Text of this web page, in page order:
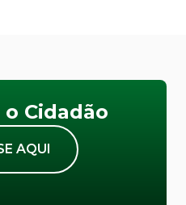
Cidadão
AQUI